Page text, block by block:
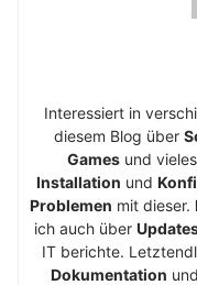
Interessiert in
diesem Blog über
Gamesund
Installation und
Problemen mit dieser.
ich auch über
IT berichte.
Dokumentation